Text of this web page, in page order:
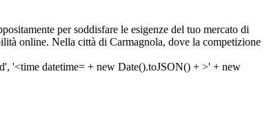
per soddisfare le esigenze del tuo mercato di
online. Nella città di Carmagnola, dove la competizione